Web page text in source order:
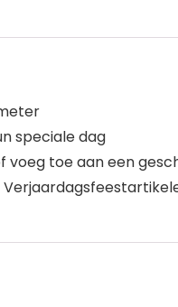
speciale dag
voeg toe aan een